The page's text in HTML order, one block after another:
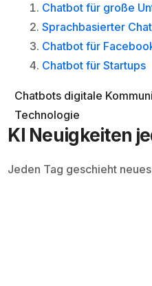
Chatbot für große
Sprachbasierter
Chatbot für
Chatbot für Startups
Chatbots digitale
Technologie
KI Neuigkeiten
Jeden Tag geschieht